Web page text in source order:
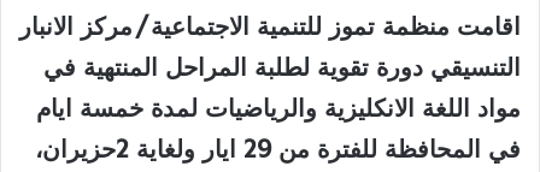
اقامت منظمة تموز للتنمية الاجتماعية/مركز الانبار
التنسيقي دورة تقوية لطلبة المراحل المنتهية في
مواد اللغة الانكليزية والرياضيات لمدة خمسة ايام
في المحافظة للفترة من 29 ايار ولغاية 2حزيران،